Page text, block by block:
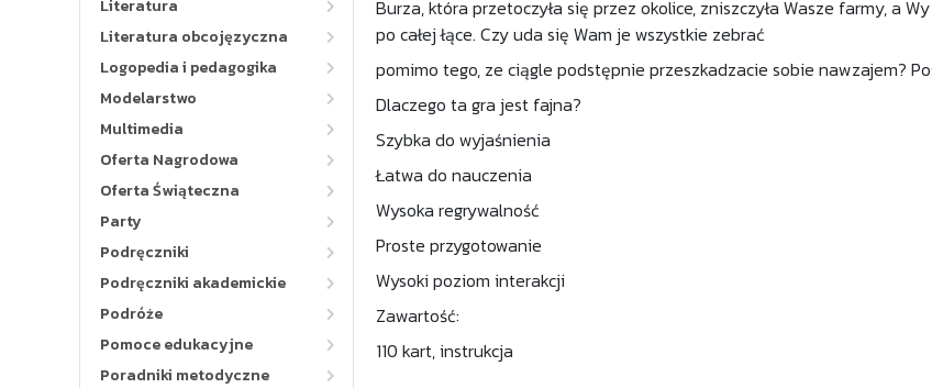
Literatura
Literatura obcojęzyczna
Logopedia i pedagogika
Modelarstwo
Multimedia
Oferta Nagrodowa
Oferta Świąteczna
Party
Podręczniki
Podręczniki akademickie
Podróże
Pomoce edukacyjne
Poradniki metodyczne
Burza, która przetoczyła się przez okolice, zniszczyła Wasze farmy, a
po całej łące. Czy uda się Wam je wszystkie zebrać
pomimo tego, ze ciągle podstępnie przeszkadzacie sobie nawzajem?
Dlaczego ta gra jest fajna?
Szybka do wyjaśnienia
Łatwa do nauczenia
Wysoka regrywalność
Proste przygotowanie
Wysoki poziom interakcji
Zawartość:
110 kart, instrukcja